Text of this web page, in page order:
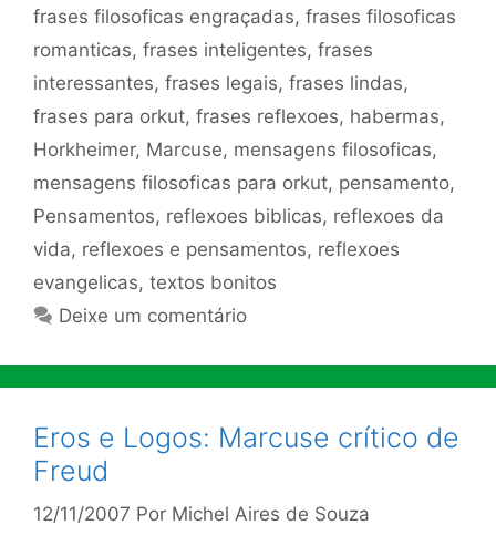
frases filosoficas engraçadas, frases filosoficas
romanticas, frases inteligentes, frases
interessantes, frases legais, frases lindas,
frases para orkut, frases reflexoes, habermas,
Horkheimer, Marcuse, mensagens filosoficas,
mensagens filosoficas para orkut, pensamento,
Pensamentos, reflexoes biblicas, reflexoes da
vida, reflexoes e pensamentos, reflexoes
evangelicas, textos bonitos
Deixe um comentário
Eros e Logos: Marcuse crítico de
Freud
12/11/2007 Por Michel Aires de Souza